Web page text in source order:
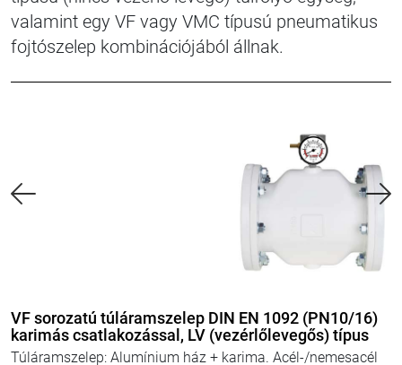
valamint egy VF vagy VMC típusú pneumatikus
fojtószelep kombinációjából állnak.
VF sorozatú túláramszelep DIN EN 1092 (PN10/16)
karimás csatlakozással, LNV (vezérlőlevegő nélküli)
típus